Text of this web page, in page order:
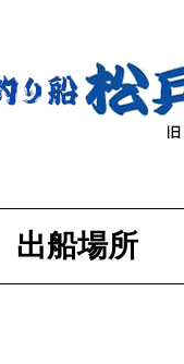
出船場所